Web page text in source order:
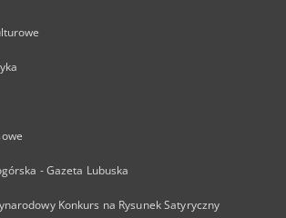
- Gazeta Lubuska
Konkurs na Rysunek Satyryczny